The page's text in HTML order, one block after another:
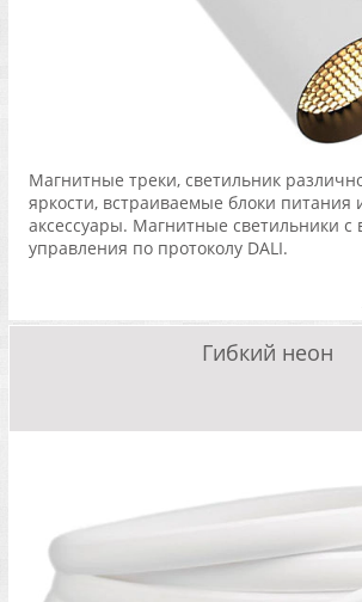
Магнитные треки, светильник
яркости, встраиваемые блоки питания
аксессуары. Магнитные светильники с
управления по протоколу DALI.
Гибкий неон